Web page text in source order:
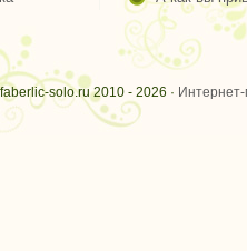
solo.ru 2010 - 2026 ·